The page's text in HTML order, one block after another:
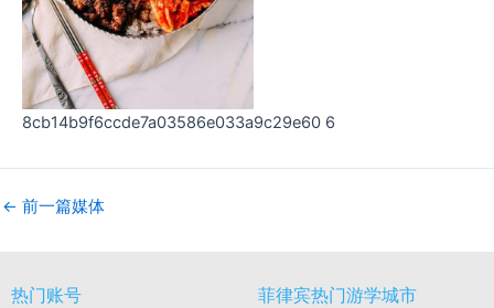
8cb14b9f6ccde7a03586e033a9c29e60 6
← 前一篇媒体
热门账号 菲律宾热门游学城市